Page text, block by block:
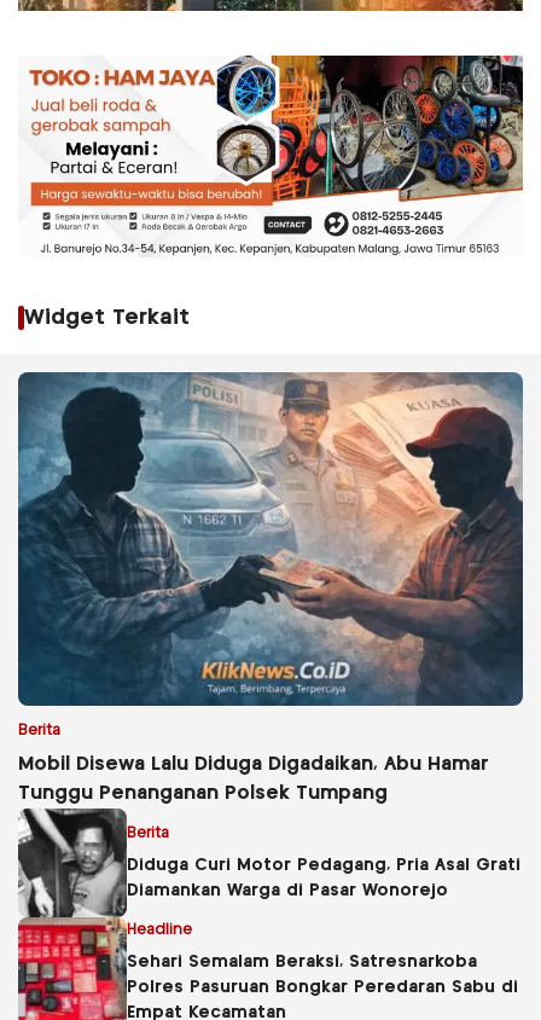
Widget Terkait
Berita
Mobil Disewa Lalu Diduga Digadaikan, Abu Hamar
Tunggu Penanganan Polsek Tumpang
Berita
Diduga Curi Motor Pedagang, Pria Asal Grati
Diamankan Warga di Pasar Wonorejo
Headline
Sehari Semalam Beraksi, Satresnarkoba
Polres Pasuruan Bongkar Peredaran Sabu di
Empat Kecamatan